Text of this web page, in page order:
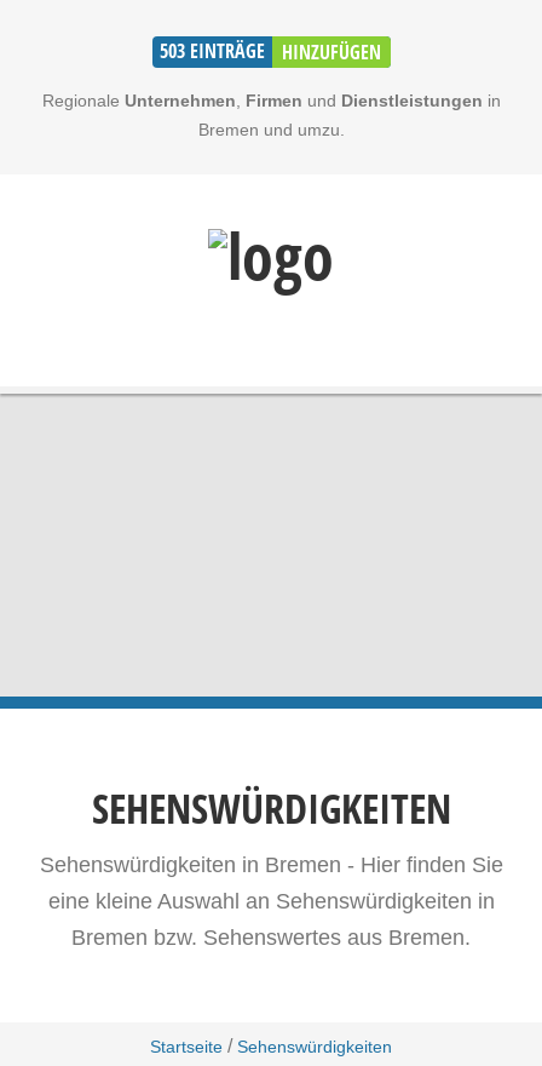
503 EINTRÄGE HINZUFÜGEN
Regionale Unternehmen Firmen und Dienstleistungen in
Bremen und umzu.
SEHENSWÜRDIGKEITEN
Sehenswürdigkeiten in Bremen - Hier finden Sie
eine kleine Auswahl an Sehenswürdigkeiten in
Bremen bzw. Sehenswertes aus Bremen.
Startseite / Sehenswürdigkeiten